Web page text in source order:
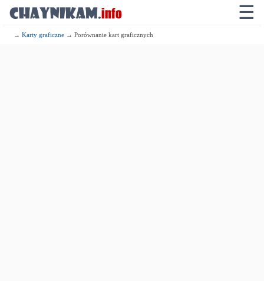
☰
→Karty graficzne → Porównanie kart graficznych